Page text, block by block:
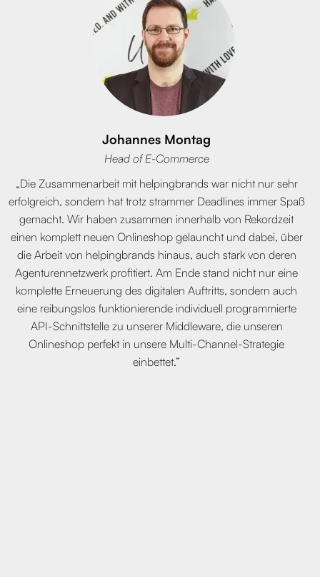
Johannes Montag
Head of E-Commerce
„Die Zusammenarbeit mit helpingbrands war nicht nur sehr
erfolgreich, sondern hat trotz strammer Deadlines immer Spaß
gemacht. Wir haben zusammen innerhalb von Rekordzeit
einen komplett neuen Onlineshop gelauncht und dabei, über
die Arbeit von helpingbrands hinaus, auch stark von deren
Agenturennetzwerk profitiert. Am Ende stand nicht nur eine
komplette Erneuerung des digitalen Auftritts, sondern auch
eine reibungslos funktionierende individuell programmierte
API-Schnittstelle zu unserer Middleware, die unseren
Onlineshop perfekt in unsere Multi-Channel-Strategie
einbettet.”